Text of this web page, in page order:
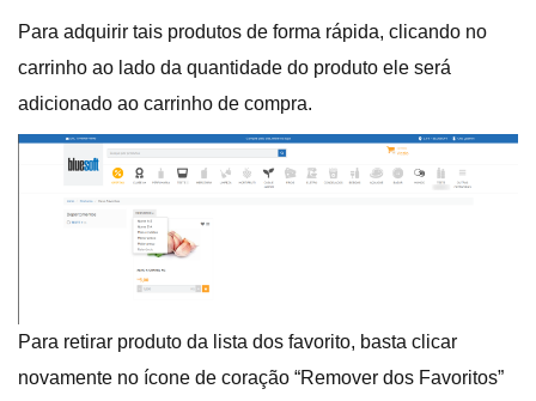
Para adquirir tais produtos de forma rápida, clicando no
carrinho ao lado da quantidade do produto ele será
adicionado ao carrinho de compra.
Para retirar produto da lista dos favorito, basta clicar
novamente no ícone de coração “Remover dos Favoritos”